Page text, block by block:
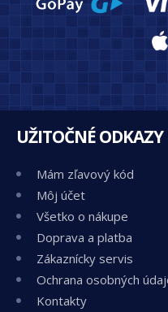
UŽITOČNÉ ODKAZY
Mám zľavový kód
Môj účet
Všetko o nákupe
Doprava a platba
Zákaznícky servis
Ochrana osobných
Kontakty